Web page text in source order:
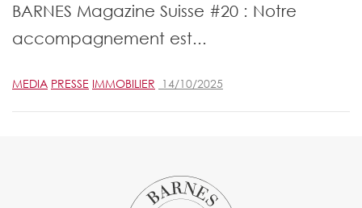
BARNES Magazine Suisse #20 : Notre
accompagnement est...
MEDIA PRESSE IMMOBILIER 14/10/2025